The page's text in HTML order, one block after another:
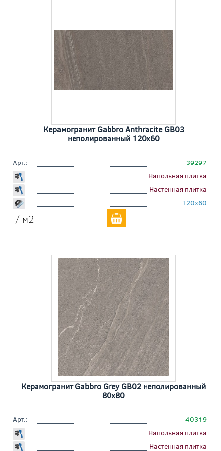
Керамогранит Gabbro Anthracite GB03
неполированный 120x60
Арт.:
39297
Напольная плитка
Настенная плитка
120x60
/ м2
Керамогранит Gabbro Grey GB02 неполированный
80x80
Арт.:
40319
Напольная плитка
Настенная плитка